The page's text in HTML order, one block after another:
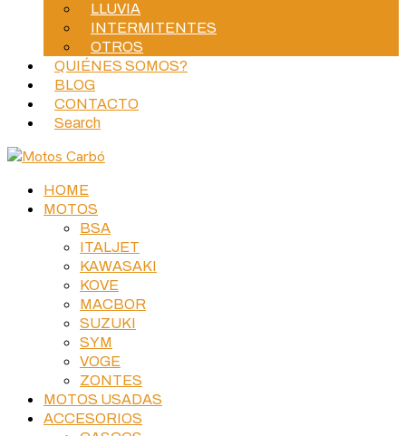
LLUVIA
INTERMITENTES
OTROS
QUIÉNES SOMOS?
BLOG
CONTACTO
Search
HOME
MOTOS
BSA
ITALJET
KAWASAKI
KOVE
MACBOR
SUZUKI
SYM
VOGE
ZONTES
MOTOS USADAS
ACCESORIOS